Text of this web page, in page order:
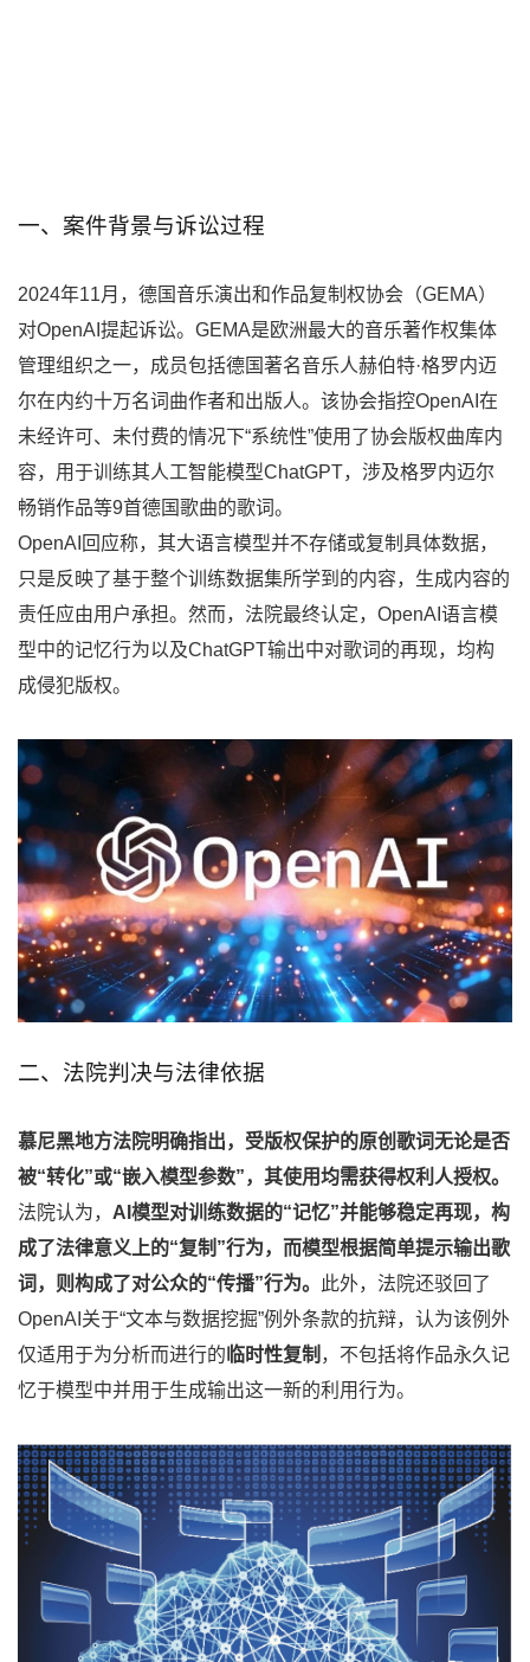
一、案件背景与诉讼过程
2024年11月，德国音乐演出和作品复制权协会（GEMA）
对OpenAI提起诉讼。GEMA是欧洲最大的音乐著作权集体
管理组织之一，成员包括德国著名音乐人赫伯特·格罗内迈
尔在内约十万名词曲作者和出版人。该协会指控OpenAI在
未经许可、未付费的情况下“系统性”使用了协会版权曲库内
容，用于训练其人工智能模型ChatGPT，涉及格罗内迈尔
畅销作品等9首德国歌曲的歌词。
OpenAI回应称，其大语言模型并不存储或复制具体数据，
只是反映了基于整个训练数据集所学到的内容，生成内容的
责任应由用户承担。然而，法院最终认定，OpenAI语言模
型中的记忆行为以及ChatGPT输出中对歌词的再现，均构
成侵犯版权。
二、法院判决与法律依据
慕尼黑地方法院明确指出，受版权保护的原创歌词无论是否
被“转化”或“嵌入模型参数”，其使用均需获得权利人授权。
法院认为， AI模型对训练数据的“记忆”并能够稳定再现，构
成了法律意义上的“复制”行为，而模型根据简单提示输出歌
词，则构成了对公众的“传播”行为。
此外，法院还驳回了
OpenAI关于“文本与数据挖掘”例外条款的抗辩，认为该例外
仅适用于为分析而进行的 临时性复制 ，不包括将作品永久记
忆于模型中并用于生成输出这一新的利用行为。